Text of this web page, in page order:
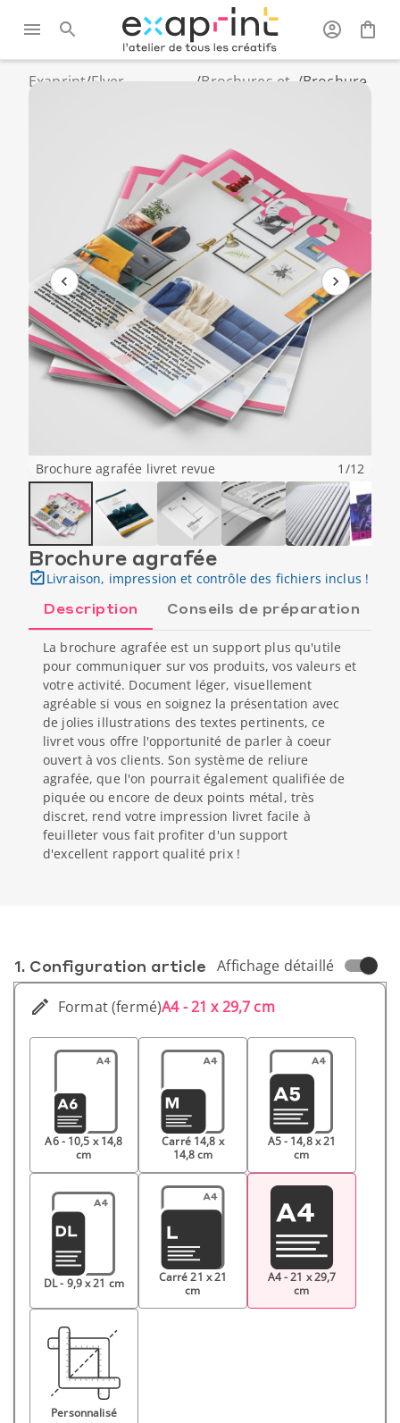
Exaprint/Flyer,
/Brochures et /Brochure
Brochure agrafée livret revue 1 /12
Brochure agrafée
Livraison, impression et contrôle des fichiers inclus !
Description Conseils de préparation
La brochure agrafée est un support plus qu'utile
pour communiquer sur vos produits, vos valeurs et
votre activité. Document léger, visuellement
agréable si vous en soignez la présentation avec
de jolies illustrations des textes pertinents, ce
livret vous offre l'opportunité de parler à coeur
ouvert à vos clients. Son système de reliure
agrafée, que l'on pourrait également qualifiée de
piquée ou encore de deux points métal, très
discret, rend votre impression livret facile à
feuilleter vous fait profiter d'un support
d'excellent rapport qualité prix !
1. Conf­iguration article Affichage détaillé
Format (fermé)A4 - 21 x 29,7 cm
A6 - 10,5 x 14,8
cm
Carré 14,8 x
14,8 cm
A5 - 14,8 x 21
cm
DL - 9,9 x 21 cm
Carré 21 x 21
cm
A4 - 21 x 29,7
cm
Personnalisé